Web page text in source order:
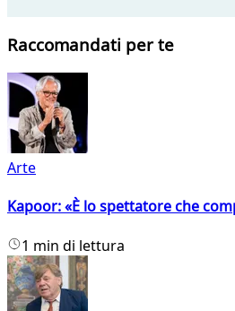
Raccomandati per te
Arte
Kapoor: «È lo spettatore che
1 min di lettura